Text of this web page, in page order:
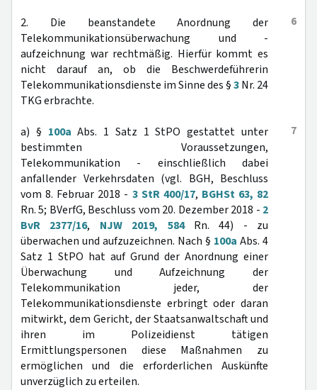
6
2. Die beanstandete Anordnung der
Telekommunikationsüberwachung und -
aufzeichnung war rechtmäßig. Hierfür kommt es
nicht darauf an, ob die Beschwerdeführerin
Telekommunikationsdienste im Sinne des §3Nr. 24
TKG erbrachte.
7
a) § 100a Abs. 1 Satz 1 StPO gestattet unter
bestimmten Voraussetzungen,
Telekommunikation - einschließlich dabei
anfallender Verkehrsdaten (vgl. BGH, Beschluss
vom 8. Februar 2018 - 3 StR 400/17, BGHSt 63, 82
Rn. 5; BVerfG, Beschluss vom 20. Dezember 2018 - 2
BvR 2377/16, NJW 2019, 584Rn. 44) - zu
überwachen und aufzuzeichnen. Nach § 100a Abs. 4
Satz 1 StPO hat auf Grund der Anordnung einer
Überwachung und Aufzeichnung der
Telekommunikation jeder, der
Telekommunikationsdienste erbringt oder daran
mitwirkt, dem Gericht, der Staatsanwaltschaft und
ihren im Polizeidienst tätigen
Ermittlungspersonen diese Maßnahmen zu
ermöglichen und die erforderlichen Auskünfte
unverzüglich zu erteilen.